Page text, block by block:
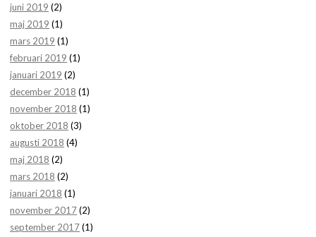
juni 2019 (2)
maj 2019 (1)
mars 2019 (1)
februari 2019 (1)
januari 2019 (2)
december 2018 (1)
november 2018 (1)
oktober 2018 (3)
augusti 2018 (4)
maj 2018 (2)
mars 2018 (2)
januari 2018 (1)
november 2017(2)
september 2017(1)